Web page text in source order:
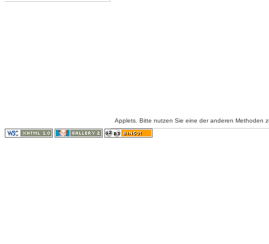
Applets. Bitte nutzen Sie eine der anderen Methoden